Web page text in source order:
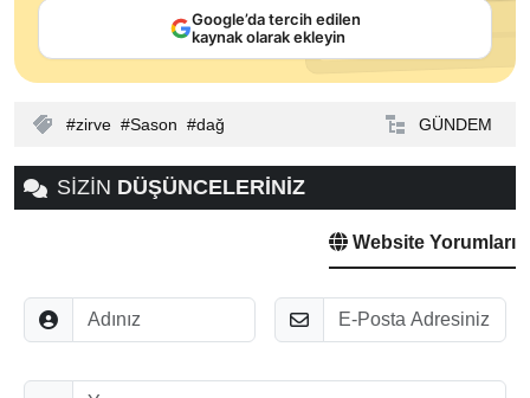
Google’da tercih edilen
kaynak olarak ekleyin
zirve Sason dağ GÜNDEM
SİZİN DÜŞÜNCELERİNİZ
Website Yorumları
Adınız E-Posta
Düşünceleriniz